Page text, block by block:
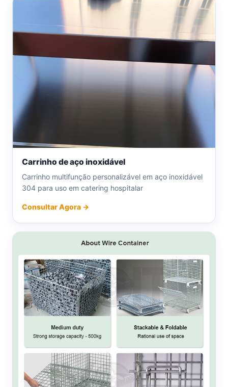
Carrinho de aço inoxidável
Carrinho multifunção personalizável em aço inoxidável
304 para uso em catering hospitalar
Consultar Agora →